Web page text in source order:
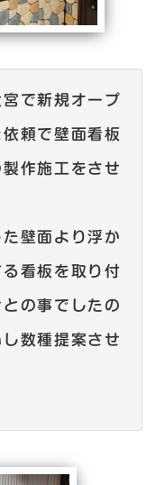
で新規オープ
頼で壁面看板
作施工をさせ
壁面より浮か
看板を取り付
の事でしたの
数種提案させ